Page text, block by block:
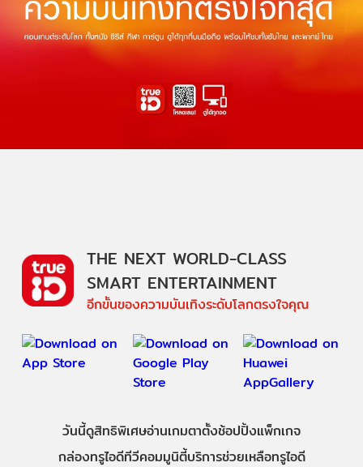
THE NEXT WORLD-CLASS
SMART ENTERTAINMENT
อีกขั้นของความบันเทิงระดับโลกตรงใจคุณ
วันนี้ดูสิทธิพิเศษอ่านเกมตาตั้งช้อปปิ้งแพ็กเกจ
กล่องทรูไอดีทีวีคอมมูนิตี้บริการช่วยเหลือทรูไอดี